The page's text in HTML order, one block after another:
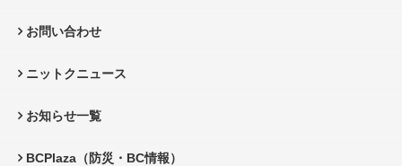
お問い合わせ
ニットクニュース
お知らせ一覧
BCPlaza（防災・BC情報）